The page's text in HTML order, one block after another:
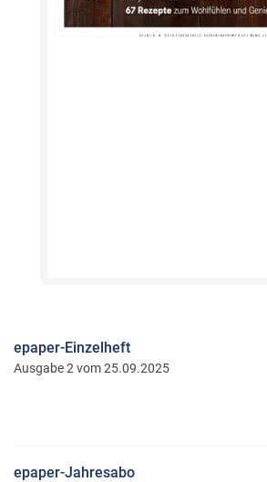
epaper-Einzelheft
Ausgabe 2 vom 25.09.2025
epaper-Jahresabo